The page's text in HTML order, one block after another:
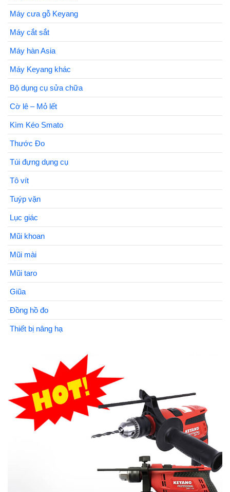
Máy cưa gỗ Keyang
Máy cắt sắt
Máy hàn Asia
Máy Keyang khác
Bộ dụng cụ sửa chữa
Cờ lê – Mỏ lết
Kìm Kéo Smato
Thước Đo
Túi đựng dụng cụ
Tô vít
Tuýp vặn
Lục giác
Mũi khoan
Mũi mài
Mũi taro
Giũa
Đồng hồ đo
Thiết bị nâng hạ